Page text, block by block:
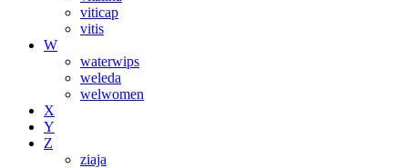
viticap
vitis
W
waterwips
weleda
welwomen
X
Y
Z
ziaja